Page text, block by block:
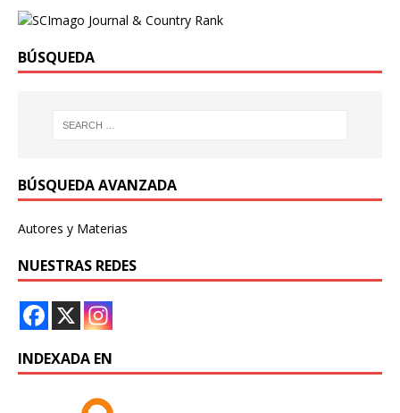
BÚSQUEDA
BÚSQUEDA AVANZADA
Autores y Materias
NUESTRAS REDES
INDEXADA EN